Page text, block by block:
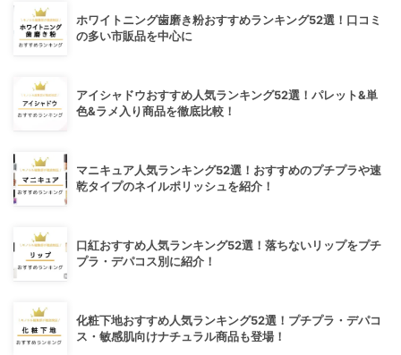
ホワイトニング歯磨き粉おすすめランキング52選！口コミ
の多い市販品を中心に
アイシャドウおすすめ人気ランキング52選！パレット&単
色&ラメ入り商品を徹底比較！
マニキュア人気ランキング52選！おすすめのプチプラや速
乾タイプのネイルポリッシュを紹介！
口紅おすすめ人気ランキング52選！落ちないリップをプチ
プラ・デパコス別に紹介！
化粧下地おすすめ人気ランキング52選！プチプラ・デパコ
ス・敏感肌向けナチュラル商品も登場！